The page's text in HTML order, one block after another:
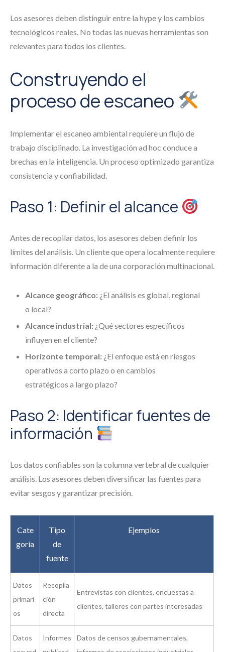
Los asesores deben distinguir entre la hype y los cambios
tecnológicos reales. No todas las nuevas herramientas son
relevantes para todos los clientes.
Construyendo el
proceso de escaneo
Implementar el escaneo ambiental requiere un flujo de
trabajo disciplinado. La investigación ad hoc conduce a
brechas en la inteligencia. Un proceso optimizado garantiza
consistencia y confiabilidad.
Paso 1: Definir el alcance
Antes de recopilar datos, los asesores deben definir los
límites del análisis. Un cliente que opera localmente requiere
información diferente a la de una corporación multinacional.
Alcance geográfico: ¿El análisis es global, regional
o local?
Alcance industrial: ¿Qué sectores específicos
influyen en el cliente?
Horizonte temporal: ¿El enfoque está en riesgos
operativos a corto plazo o en cambios
estratégicos a largo plazo?
Paso 2: Identificar fuentes de
información
Los datos confiables son la columna vertebral de cualquier
análisis. Los asesores deben diversificar las fuentes para
evitar sesgos y garantizar precisión.
Cate
goría
Tipo
de
fuente
Ejemplos
Datos
primari
os
Recopila
ción
directa
Entrevistas con clientes, encuestas a
clientes, talleres con partes interesadas
Datos
Informes
Datos de censos gubernamentales,